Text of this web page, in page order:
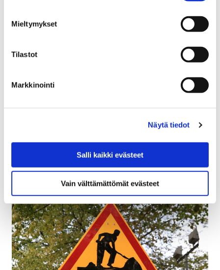
Mieltymykset
Tilastot
Markkinointi
Näytä tiedot
Salli kaikki evästeet
Vain välttämättömät evästeet
esteettömyysavustusten haut
Porin kaupungin elinvoima- ja ympäristölautakunta on
julistanut vuoden 2026 hissi- ja
tuetaan hankkeita, jotka parantavat rakennusten
esteettömyyttä…